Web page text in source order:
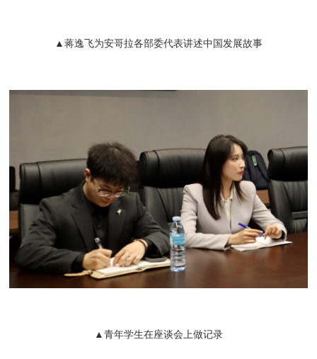
▲蒋逸飞为安哥拉各部委代表讲述中国发展故事
▲青年学生在座谈会上做记录